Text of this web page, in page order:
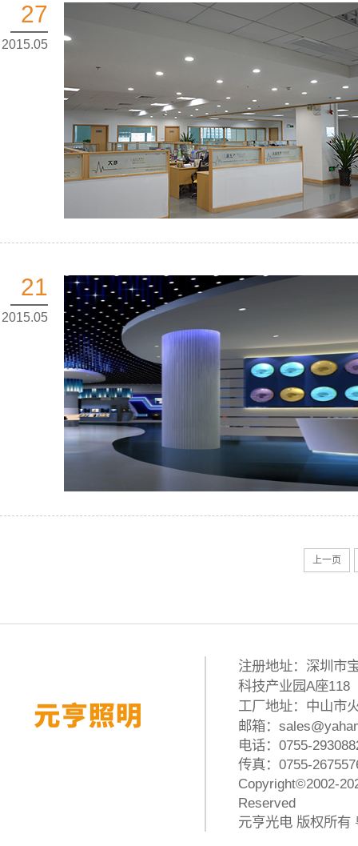
27
2015.05
21
2015.05
上一页
注册地址：深圳市
科技产业园A座118
工厂地址：中山市
邮箱：
电话： 0755-
传真：0755-
Copyright©2002-
Reserved
元亨光电 版权所有